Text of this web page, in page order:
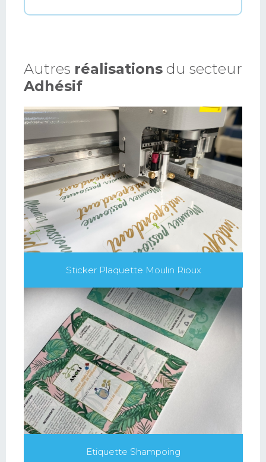
Autres réalisations du secteur
Adhésif
Sticker Plaquette Moulin Rioux
Etiquette Shampoing